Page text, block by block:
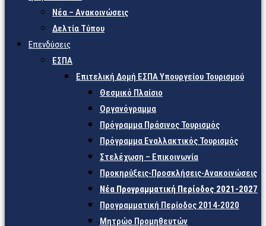
Νέα – Ανακοινώσεις
Δελτία Τύπου
Επενδύσεις
ΕΣΠΑ
Επιτελική Δομή ΕΣΠΑ Υπουργείου Τουρισμού
Θεσμικό Πλαίσιο
Οργανόγραμμα
Πρόγραμμα Πράσινος Τουρισμός
Πρόγραμμα Εναλλακτικός Τουρισμός
Στελέχωση – Επικοινωνία
Προκηρύξεις-Προσκλήσεις-Ανακοινώσεις
Νέα Προγραμματική Περίοδος 2021-2027
Προγραμματική Περίοδος 2014-2020
Μητρώο Προμηθευτών